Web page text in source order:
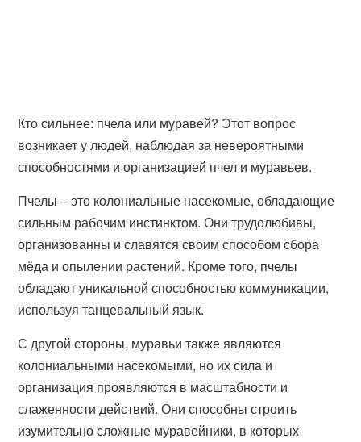
Кто сильнее: пчела или муравей? Этот вопрос
возникает у людей, наблюдая за невероятными
способностями и организацией пчел и муравьев.
Пчелы – это колониальные насекомые, обладающие
сильным рабочим инстинктом. Они трудолюбивы,
организованны и славятся своим способом сбора
мёда и опылении растений. Кроме того, пчелы
обладают уникальной способностью коммуникации,
используя танцевальный язык.
С другой стороны, муравьи также являются
колониальными насекомыми, но их сила и
организация проявляются в масштабности и
слаженности действий. Они способны строить
изумительно сложные муравейники, в которых